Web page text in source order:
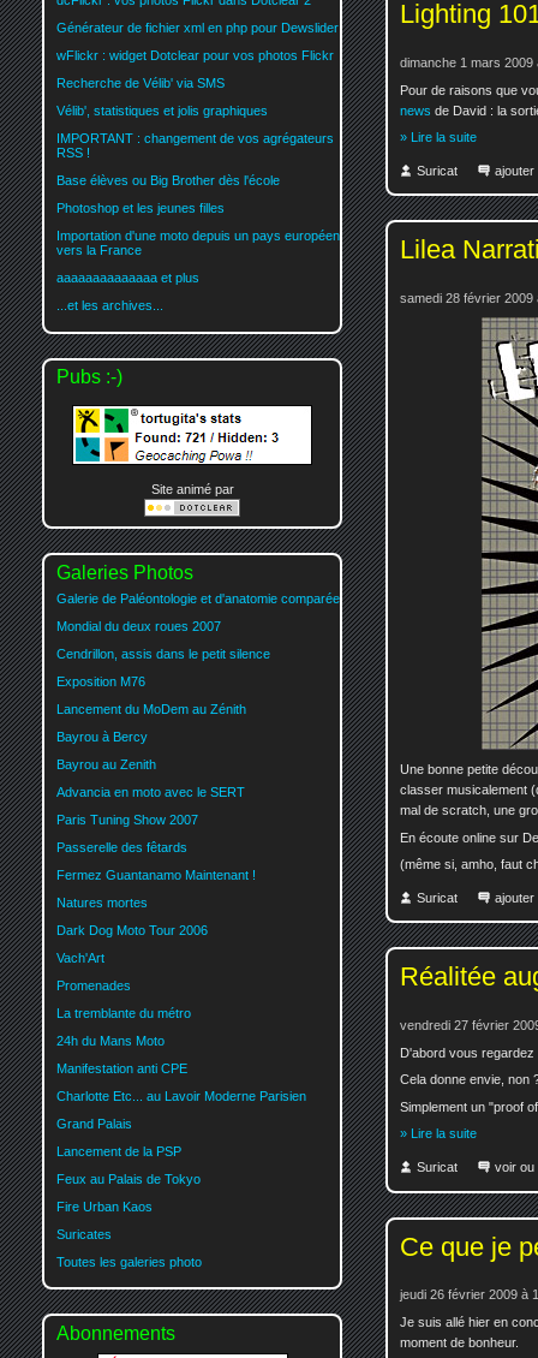
Lighting
dimanche 1 mars 2009
Pour de raisons que
news de David : la
» Lire la suite
Suricat ajouter
Lilea
samedi 28 février 2009
Une bonne petite
classer musicalement
mal de scratch, une
En écoute online sur
(même si, amho, faut
Suricat ajouter
Réalitée
vendredi 27 février
D'abord vous
Cela donne envie, non
Simplement un "proof
» Lire la suite
Suricat voir ou
Ce que je
jeudi 26 février 2009 à
Je suis allé hier en
moment de bonheur.
Générateur de fichier xml en php pour Dewslider
wFlickr : widget Dotclear pour vos photos Flickr
Recherche de Vélib' via SMS
Vélib', statistiques et jolis graphiques
IMPORTANT : changement de vos agrégateurs
RSS !
Base élèves ou Big Brother dès l'école
Photoshop et les jeunes filles
Importation d'une moto depuis un pays européen
vers la France
aaaaaaaaaaaaaa et plus
...et les archives...
Pubs :-)
Site animé par
Galeries Photos
Galerie de Paléontologie et d'anatomie comparée
Mondial du deux roues 2007
Cendrillon, assis dans le petit silence
Exposition M76
Lancement du MoDem au Zénith
Bayrou à Bercy
Bayrou au Zenith
Advancia en moto avec le SERT
Paris Tuning Show 2007
Passerelle des fêtards
Fermez Guantanamo Maintenant !
Natures mortes
Dark Dog Moto Tour 2006
Vach'Art
Promenades
La tremblante du métro
24h du Mans Moto
Manifestation anti CPE
Charlotte Etc... au Lavoir Moderne Parisien
Grand Palais
Lancement de la PSP
Feux au Palais de Tokyo
Fire Urban Kaos
Suricates
Toutes les galeries photo
Abonnements